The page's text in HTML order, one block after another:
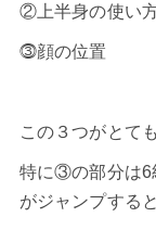
②上半身の使い
⓷顔の位置
この３つがとて
特に③の部分は6
がジャンプする